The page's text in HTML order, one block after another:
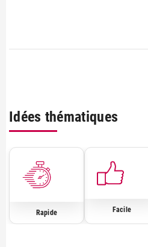
Idées thématiques
Rapide Facile